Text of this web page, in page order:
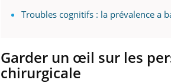
Troubles cognitifs : la prévalence a
Garder un œil sur les
chirurgicale